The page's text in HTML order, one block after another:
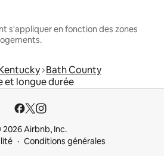
s'appliquer en fonction des zones
Bath County
et longue durée
Airbnb, Inc.
Conditions générales